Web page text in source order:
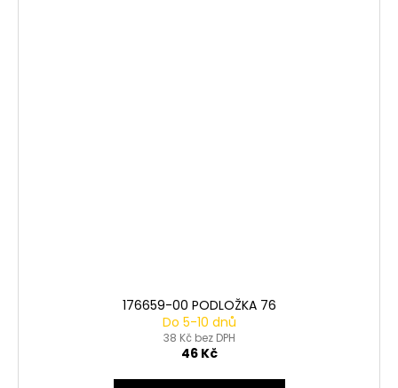
176659-00 PODLOŽKA 76
Do 5-10 dnů
38 Kč bez DPH
46 Kč